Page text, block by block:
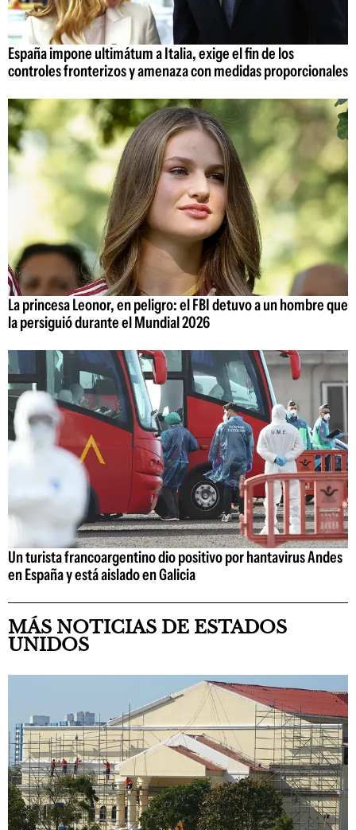
España impone ultimátum a Italia, exige el fin de los
controles fronterizos y amenaza con medidas proporcionales
La princesa Leonor, en peligro: el FBI detuvo a un hombre que
la persiguió durante el Mundial 2026
Un turista francoargentino dio positivo por hantavirus Andes
en España y está aislado en Galicia
MÁS NOTICIAS DE ESTADOS
UNIDOS